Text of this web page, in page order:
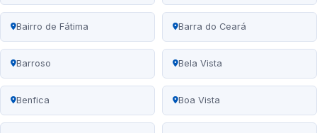
Bairro de Fátima Barra do Ceará
Barroso Bela Vista
Benfica Boa Vista